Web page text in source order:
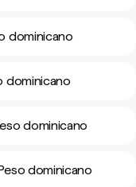
dominicano
dominicano
dominicano
dominicano